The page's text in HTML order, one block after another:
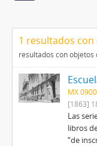
1 resultados
resultados con objetos
MX
[1863]
Las
libros
“de